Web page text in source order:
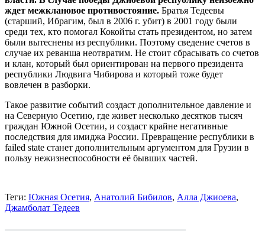
ждет межклановое противостояние. Братья Тедеевы
(старший, Ибрагим, был в 2006 г. убит) в 2001 году были
среди тех, кто помогал Кокойты стать президентом, но затем
были вытеснены из республики. Поэтому сведение счетов в
случае их реванша неотвратим. Не стоит сбрасывать со счетов
и клан, который был ориентирован на первого президента
республики Людвига Чибирова и который тоже будет
вовлечен в разборки.
Такое развитие событий создаст дополнительное давление и
на Северную Осетию, где живет несколько десятков тысяч
граждан Южной Осетии, и создаст крайне негативные
последствия для имиджа России. Превращение республики в
failed state станет дополнительным аргументом для Грузии в
пользу нежизнеспособности её бывших частей.
Теги: Южная Осетия, Анатолий Бибилов, Алла Джиоева,
Джамболат Тедеев